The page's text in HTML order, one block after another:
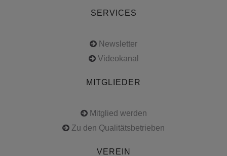
SERVICES
Newsletter
Videokanal
MITGLIEDER
Mitglied werden
Zu den Qualitätsbetrieben
VEREIN